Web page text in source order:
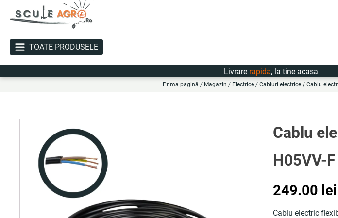
TOATE PRODUSELE
Livrarerapida, la tine acasa
Prima pagină / Magazin / Electrice/ Cabluri electrice/ Cablu
Cablu
H05VV-
249.00 lei
Cablu electric